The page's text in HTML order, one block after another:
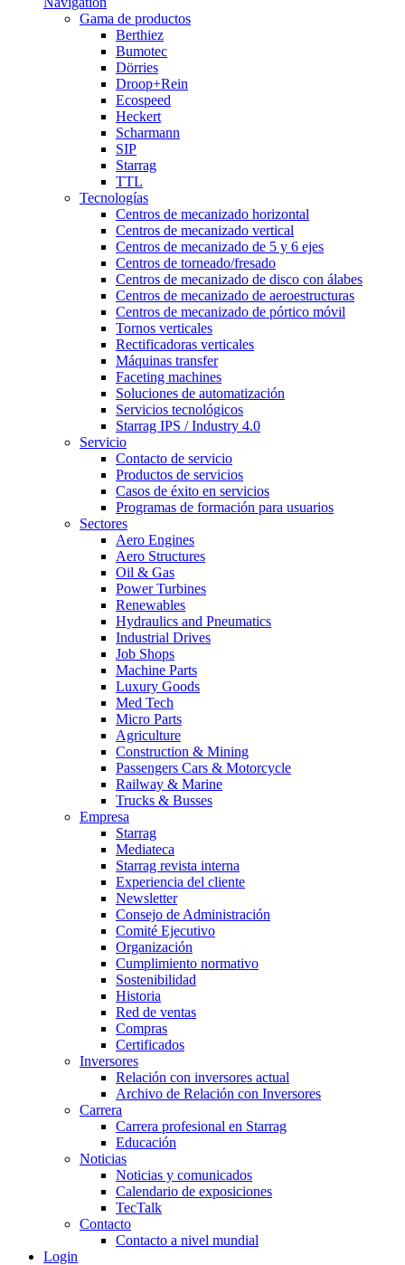
Gama de productos
Berthiez
Bumotec
Dörries
Droop+Rein
Ecospeed
Heckert
Scharmann
SIP
Starrag
TTL
Tecnologías
Centros de mecanizado horizontal
Centros de mecanizado vertical
Centros de mecanizado de 5 y 6 ejes
Centros de torneado/fresado
Centros de mecanizado de disco con álabes
Centros de mecanizado de aeroestructuras
Centros de mecanizado de pórtico móvil
Tornos verticales
Rectificadoras verticales
Máquinas transfer
Faceting machines
Soluciones de automatización
Servicios tecnológicos
Starrag IPS / Industry 4.0
Servicio
Contacto de servicio
Productos de servicios
Casos de éxito en servicios
Programas de formación para usuarios
Sectores
Aero Engines
Aero Structures
Oil & Gas
Power Turbines
Renewables
Hydraulics and Pneumatics
Industrial Drives
Job Shops
Machine Parts
Luxury Goods
Med Tech
Micro Parts
Agriculture
Construction & Mining
Passengers Cars & Motorcycle
Railway & Marine
Trucks & Busses
Empresa
Starrag
Mediateca
Starrag revista interna
Experiencia del cliente
Newsletter
Consejo de Administración
Comité Ejecutivo
Organización
Cumplimiento normativo
Sostenibilidad
Historia
Red de ventas
Compras
Certificados
Inversores
Relación con inversores actual
Archivo de Relación con Inversores
Carrera
Carrera profesional en Starrag
Educación
Noticias
Noticias y comunicados
Calendario de exposiciones
TecTalk
Contacto
Contacto a nivel mundial
Login